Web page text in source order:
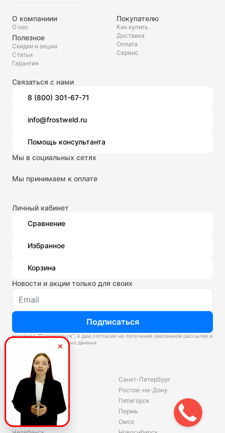
О компаниии
О нас
Полезное
Скидки и акции
Статьи
Гарантия
Покупателю
Как купить
Доставка
Оплата
Сервис
Связаться с нами
8 (800) 301-67-71
info@frostweld.ru
Помощь консультанта
Мы в социальных сетях
Мы принимаем к оплате
Личный кабинет
Сравнение
Избранное
Корзина
Новости и акции только для своих
Подписаться
Нажимая “Подписаться”, я даю согласие на получение рекламной рассылки и
обработку персональных данных
Склады
Владивосток
Екатеринбург
Красноярск
Волгоград
Ярославль
Санкт-Петербург
Ростов-на-Дону
Пятигорск
Пермь
Омск